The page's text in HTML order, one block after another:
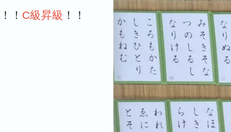
！！ C級昇級 ！！